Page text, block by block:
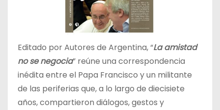
Editado por Autores de Argentina, “La amistad
no se negocia” reúne una correspondencia
inédita entre el Papa Francisco y un militante
de las periferias que, a lo largo de diecisiete
años, compartieron diálogos, gestos y